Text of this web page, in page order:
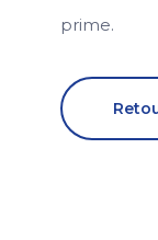
prime.